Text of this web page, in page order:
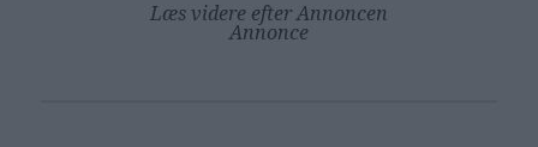
Læs videre efter Annoncen
Annonce